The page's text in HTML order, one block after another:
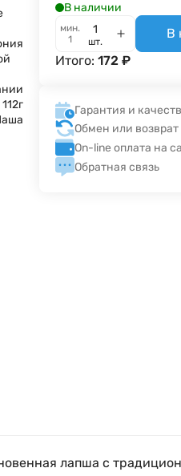
112г
В наличии
мин.
1
шт.
В
Итого:172 ₽
Гарантия и
Обмен или возврат
On-line оплата на
Обратная связь
лапша с